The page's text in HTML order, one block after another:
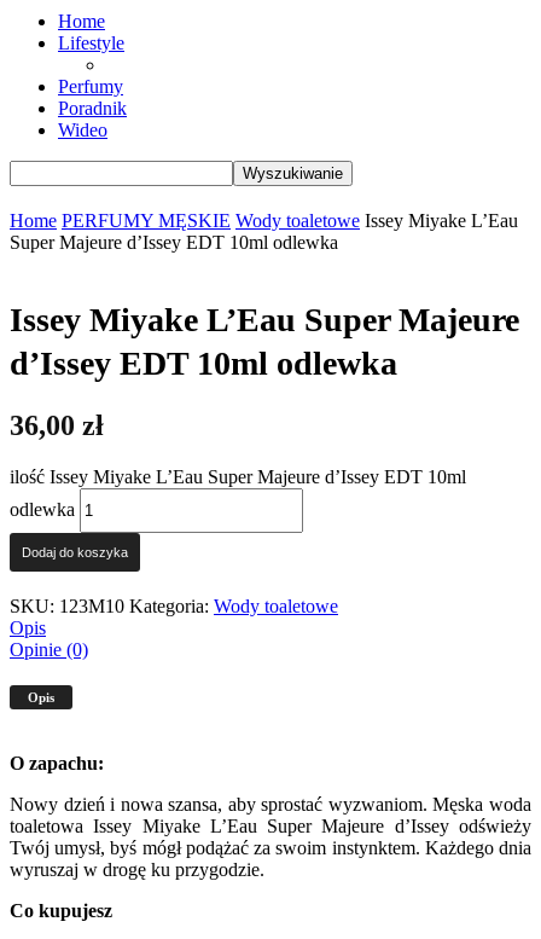
Home
Lifestyle
Perfumy
Poradnik
Wideo
Home PERFUMY MĘSKIE Wody toaletowe Issey Miyake L’Eau
Super Majeure d’Issey EDT 10ml odlewka
Issey Miyake L’Eau Super Majeure
d’Issey EDT 10ml odlewka
36,00 zł
ilość Issey Miyake L’Eau Super Majeure d’Issey EDT 10ml
odlewka
Dodaj do koszyka
SKU: 123M10 Kategoria: Wody toaletowe
Opis
Opinie (0)
Opis
O zapachu:
Nowy dzień i nowa szansa, aby sprostać wyzwaniom. Męska woda
toaletowa Issey Miyake L’Eau Super Majeure d’Issey odświeży
Twój umysł, byś mógł podążać za swoim instynktem. Każdego dnia
wyruszaj w drogę ku przygodzie.
Co kupujesz